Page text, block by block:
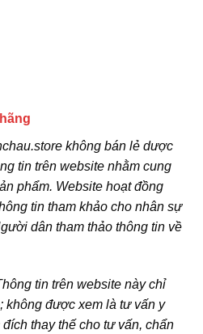
không bán lẻ dược
tin trên website nhằm cung
phẩm. Website hoạt đồng
tin tham khảo cho nhân sự
dân tham thảo thông tin về
tin trên website này chỉ
không được xem là tư vấn y
thay thế cho tư vấn, chẩn